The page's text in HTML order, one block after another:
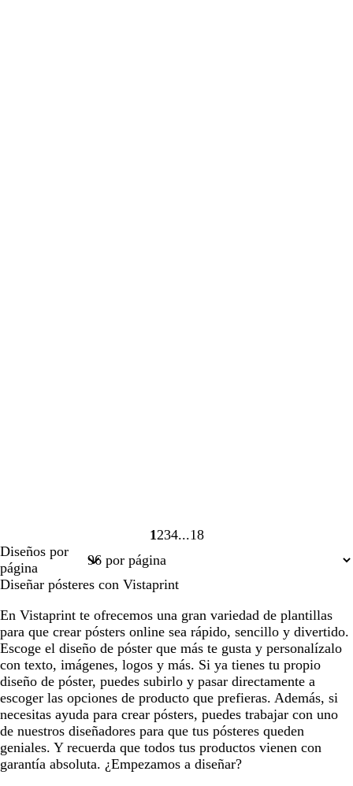
Página
1
1Página
2
2Página
3Página
4
Página
18
Diseños por
página
Diseñar pósteres con Vistaprint
En Vistaprint te ofrecemos una gran variedad de plantillas
para que crear pósters online sea rápido, sencillo y divertido.
Escoge el diseño de póster que más te gusta y personalízalo
con texto, imágenes, logos y más. Si ya tienes tu propio
diseño de póster, puedes subirlo y pasar directamente a
escoger las opciones de producto que prefieras. Además, si
necesitas ayuda para crear pósters, puedes trabajar con uno
de nuestros diseñadores para que tus pósteres queden
geniales. Y recuerda que todos tus productos vienen con
garantía absoluta. ¿Empezamos a diseñar?